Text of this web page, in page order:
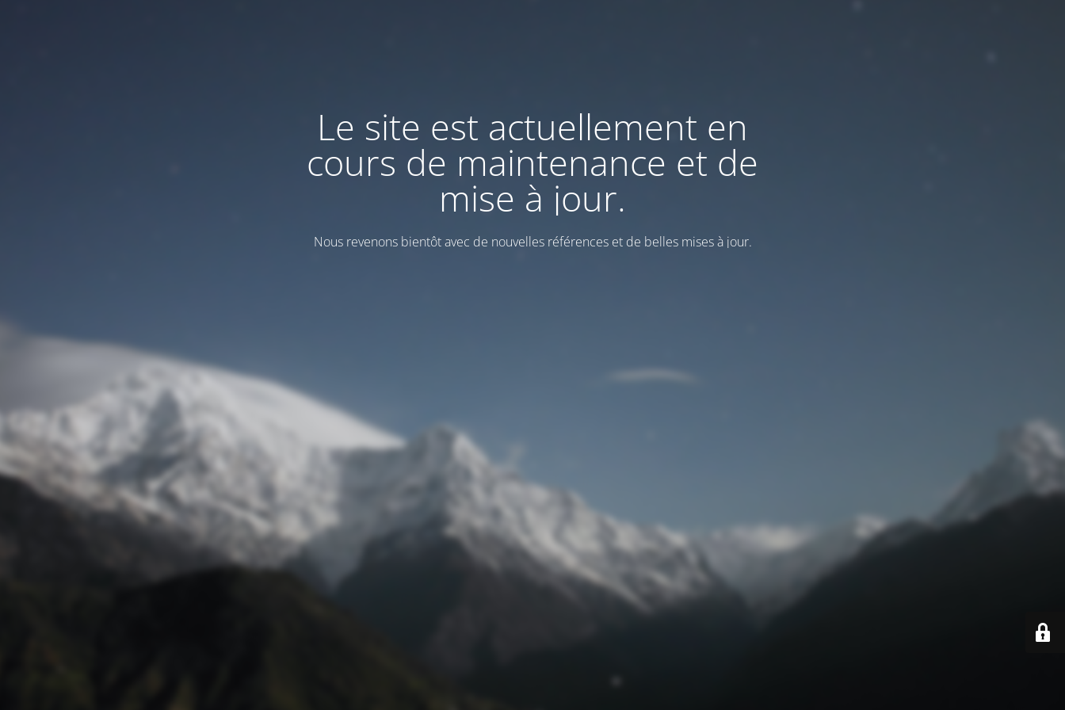
Le site est actuellement en
cours de maintenance et de
mise à jour.
Nous revenons bientôt avec de nouvelles références et de belles mises à jour.